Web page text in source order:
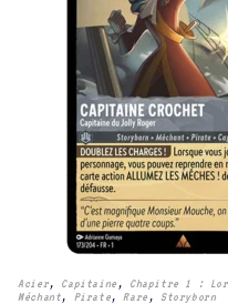
Acier, Capitaine , Chapitre 1 :
Méchant, Pirate, Rare , Storyborn